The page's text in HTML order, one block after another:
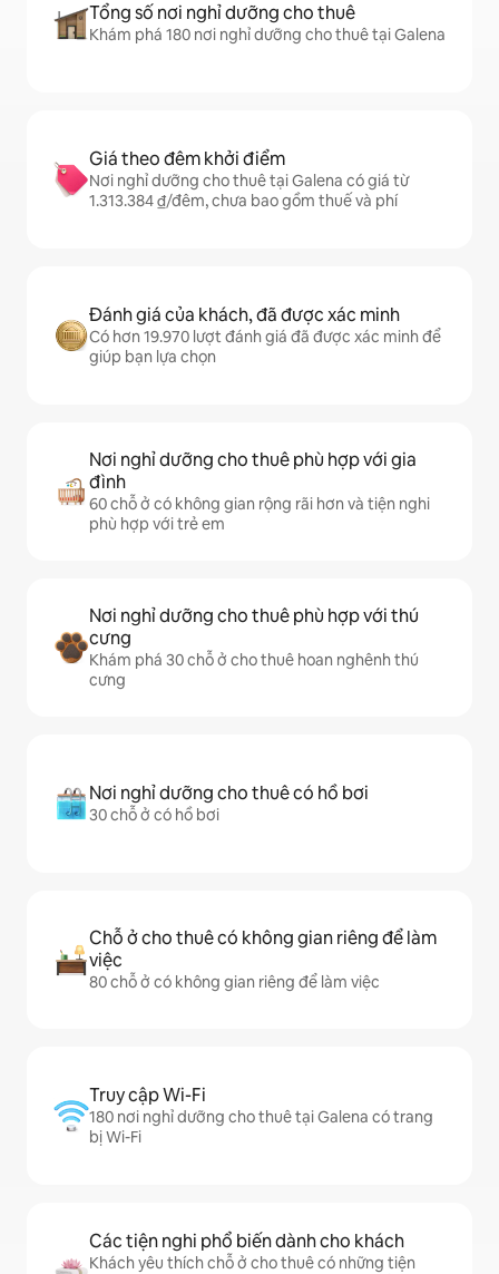
Tổng số nơi nghỉ dưỡng cho thuê
Khám phá 180 nơi nghỉ dưỡng cho thuê tại Galena
Giá theo đêm khởi điểm
Nơi nghỉ dưỡng cho thuê tại Galena có giá từ
1.313.384 ₫/đêm, chưa bao gồm thuế và phí
Đánh giá của khách, đã được xác minh
Có hơn 19.970 lượt đánh giá đã được xác minh để
giúp bạn lựa chọn
Nơi nghỉ dưỡng cho thuê phù hợp với gia
đình
60 chỗ ở có không gian rộng rãi hơn và tiện nghi
phù hợp với trẻ em
Nơi nghỉ dưỡng cho thuê phù hợp với thú
cưng
Khám phá 30 chỗ ở cho thuê hoan nghênh thú
cưng
Nơi nghỉ dưỡng cho thuê có hồ bơi
30 chỗ ở có hồ bơi
Chỗ ở cho thuê có không gian riêng để làm
việc
80 chỗ ở có không gian riêng để làm việc
Truy cập Wi-Fi
180 nơi nghỉ dưỡng cho thuê tại Galena có trang
bị Wi-Fi
Các tiện nghi phổ biến dành cho khách
Khách yêu thích chỗ ở cho thuê có những tiện